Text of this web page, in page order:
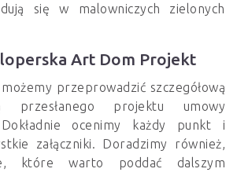
się w malowniczych zielonych
Art Dom Projekt
przeprowadzić szczegółową
przesłanego projektu umowy
ocenimy każdy punkt i
załączniki. Doradzimy również,
które warto poddać dalszym